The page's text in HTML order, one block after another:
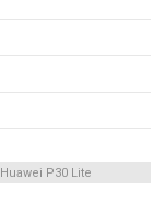
Huawei P30 Lite